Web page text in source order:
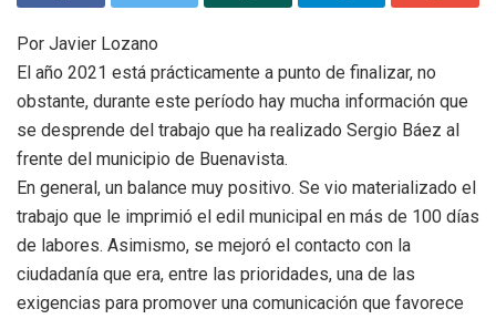
Por Javier Lozano
El año 2021 está prácticamente a punto de finalizar, no
obstante, durante este período hay mucha información que
se desprende del trabajo que ha realizado Sergio Báez al
frente del municipio de Buenavista.
En general, un balance muy positivo. Se vio materializado el
trabajo que le imprimió el edil municipal en más de 100 días
de labores. Asimismo, se mejoró el contacto con la
ciudadanía que era, entre las prioridades, una de las
exigencias para promover una comunicación que favorece